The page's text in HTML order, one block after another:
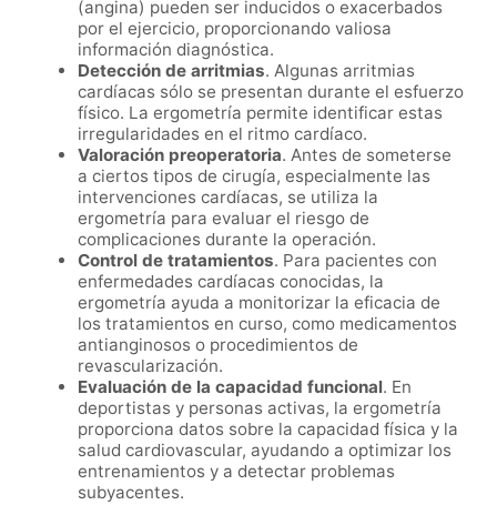
(angina) pueden ser inducidos o exacerbados
por el ejercicio, proporcionando valiosa
información diagnóstica.
Detección de arritmias. Algunas arritmias
cardíacas sólo se presentan durante el esfuerzo
físico. La ergometría permite identificar estas
irregularidades en el ritmo cardíaco.
Valoración preoperatoria. Antes de someterse
a ciertos tipos de cirugía, especialmente las
intervenciones cardíacas, se utiliza la
ergometría para evaluar el riesgo de
complicaciones durante la operación.
Control de tratamientos. Para pacientes con
enfermedades cardíacas conocidas, la
ergometría ayuda a monitorizar la eficacia de
los tratamientos en curso, como medicamentos
antianginosos o procedimientos de
revascularización.
Evaluación de la capacidad funcional. En
deportistas y personas activas, la ergometría
proporciona datos sobre la capacidad física y la
salud cardiovascular, ayudando a optimizar los
entrenamientos y a detectar problemas
subyacentes.